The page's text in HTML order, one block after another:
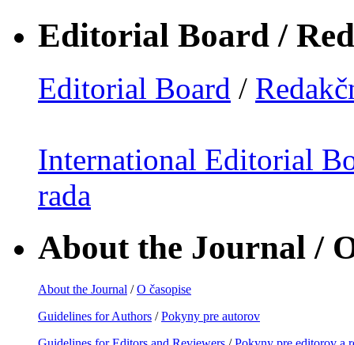
Editorial Board /
Editorial Board /
International Editorial
rada
About the Journal /
About the Journal /O časopise
Guidelines for Authors /Pokyny pre autorov